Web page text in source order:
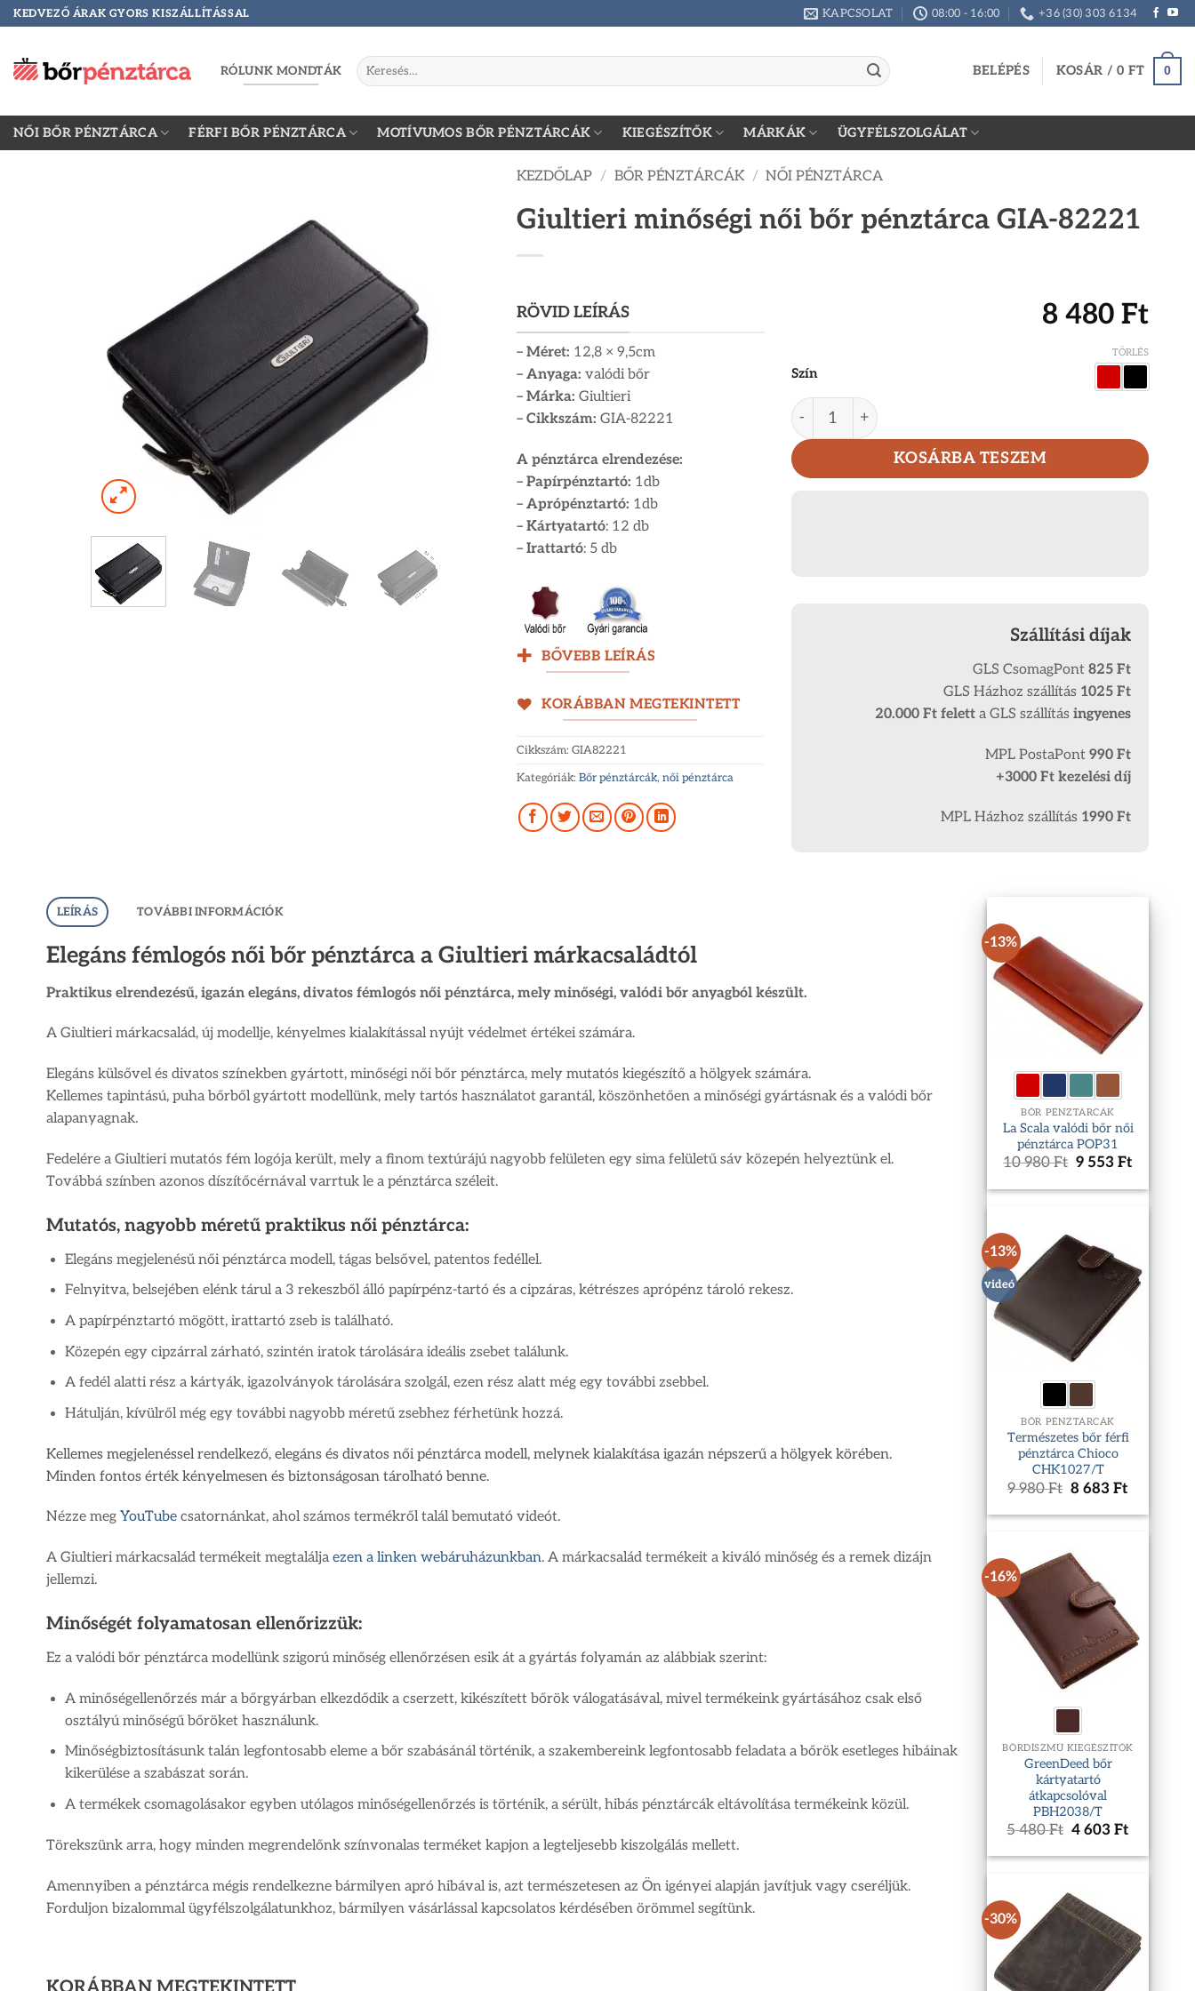
Skip
to
content
KEDVEZŐ ÁRAK GYORS KISZÁLLÍTÁSSAL KAPCSOLAT 08:00 - 16:00 +36 (30) 303 6134
RÓLUNK MONDTÁK
Keresés
a
BELÉPÉS KOSÁR /0 FT 0
NŐI BŐR PÉNZTÁRCA FÉRFI BŐR PÉNZTÁRCA MOTÍVUMOS BŐR PÉNZTÁRCÁK KIEGÉSZÍTŐK MÁRKÁK ÜGYFÉLSZOLGÁLAT
KEZDŐLAP / BŐR PÉNZTÁRCÁK / NŐI PÉNZTÁRCA
Giultieri minőségi női bőr pénztárca GIA-82221
RÖVID LEÍRÁS
– Méret: 12,8 × 9,5cm
– Anyaga: valódi bőr
– Márka: Giultieri
– Cikkszám: GIA-82221
A pénztárca elrendezése:
– Papírpénztartó: 1db
– Aprópénztartó: 1db
– Kártyatartó: 12 db
– Irattartó: 5 db
BŐVEBB LEÍRÁS
KORÁBBAN MEGTEKINTETT
Cikkszám:GIA82221
Kategóriák:Bőr pénztárcák,női pénztárca
8 480 Ft
Szín
TÖRLÉS
Giultieri minőségi női bőr pénztárca GIA-82221
KOSÁRBA TESZEM
Szállítási díjak
GLS CsomagPont 825 Ft
GLS Házhoz szállítás 1025 Ft
20.000 Ft feletta GLS szállítás ingyenes
MPL PostaPont 990 Ft
+3000 Ft kezelési díj
MPL Házhoz szállítás 1990 Ft
LEÍRÁS TOVÁBBI INFORMÁCIÓK
Elegáns fémlogós női bőr pénztárca a Giultieri márkacsaládtól
Praktikus elrendezésű, igazán elegáns, divatos fémlogós női pénztárca, mely minőségi, valódi bőr anyagból készült.
A Giultieri márkacsalád, új modellje, kényelmes kialakítással nyújt védelmet értékei számára.
Elegáns külsővel és divatos színekben gyártott, minőségi női bőr pénztárca, mely mutatós kiegészítő a hölgyek számára.
Kellemes tapintású, puha bőrből gyártott modellünk, mely tartós használatot garantál, köszönhetően a minőségi gyártásnak és a valódi bőr
alapanyagnak.
Fedelére a Giultieri mutatós fém logója került, mely a finom textúrájú nagyobb felületen egy sima felületű sáv közepén helyeztünk el.
Továbbá színben azonos díszítőcérnával varrtuk le a pénztárca széleit.
Mutatós, nagyobb méretű praktikus női pénztárca:
Elegáns megjelenésű női pénztárca modell, tágas belsővel, patentos fedéllel.
Felnyitva, belsejében elénk tárul a 3 rekeszből álló papírpénz-tartó és a cipzáras, kétrészes aprópénz tároló rekesz.
A papírpénztartó mögött, irattartó zseb is található.
Közepén egy cipzárral zárható, szintén iratok tárolására ideális zsebet találunk.
A fedél alatti rész a kártyák, igazolványok tárolására szolgál, ezen rész alatt még egy további zsebbel.
Hátulján, kívülről még egy további nagyobb méretű zsebhez férhetünk hozzá.
Kellemes megjelenéssel rendelkező, elegáns és divatos női pénztárca modell, melynek kialakítása igazán népszerű a hölgyek körében.
Minden fontos érték kényelmesen és biztonságosan tárolható benne.
Nézze meg YouTube csatornánkat, ahol számos termékről talál bemutató videót.
A Giultieri márkacsalád termékeit megtalálja ezen a linken webáruházunkban. A márkacsalád termékeit a kiváló minőség és a remek dizájn
jellemzi.
Minőségét folyamatosan ellenőrizzük:
Ez a valódi bőr pénztárca modellünk szigorú minőség ellenőrzésen esik át a gyártás folyamán az alábbiak szerint:
A minőségellenőrzés már a bőrgyárban elkezdődik a cserzett, kikészített bőrök válogatásával, mivel termékeink gyártásához csak első
osztályú minőségű bőröket használunk.
Minőségbiztosításunk talán legfontosabb eleme a bőr szabásánál történik, a szakembereink legfontosabb feladata a bőrök esetleges hibáinak
kikerülése a szabászat során.
A termékek csomagolásakor egyben utólagos minőségellenőrzés is történik, a sérült, hibás pénztárcák eltávolítása termékeink közül.
Törekszünk arra, hogy minden megrendelőnk színvonalas terméket kapjon a legteljesebb kiszolgálás mellett.
Amennyiben a pénztárca mégis rendelkezne bármilyen apró hibával is, azt természetesen az Ön igényei alapján javítjuk vagy cseréljük.
Forduljon bizalommal ügyfélszolgálatunkhoz, bármilyen vásárlással kapcsolatos kérdésében örömmel segítünk.
-13%
BŐR PÉNZTÁRCÁK
La Scala valódi bőr női
pénztárca POP31
10 980Ft Original
was:
9 553Ft
is:
-13%
videó
BŐR PÉNZTÁRCÁK
Természetes bőr férfi
pénztárca Chioco
CHK1027/T
9 980Ft Original
was:
980 Ft.
8 683Ft
is:
-16%
BŐRDÍSZMŰ KIEGÉSZÍTŐK
GreenDeed bőr
kártyatartó
átkapcsolóval
PBH2038/T
5 480Ft Original
was:
480 Ft.
4 603Ft
is:
-30%